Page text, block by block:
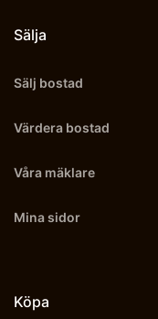
Sälja
Sälj bostad
Värdera bostad
Våra mäklare
Mina sidor
Köpa